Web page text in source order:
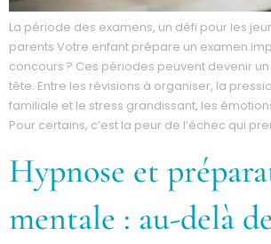
La période des examens, un défi pour les
parents Votre enfant prépare un examen
concours ? Ces périodes peuvent devenir
tête. Entre les révisions à organiser, la
familiale et le stress grandissant, les
Pour certains, c’est la peur de l’échec qui
Hypnose et
mentale : au-delà